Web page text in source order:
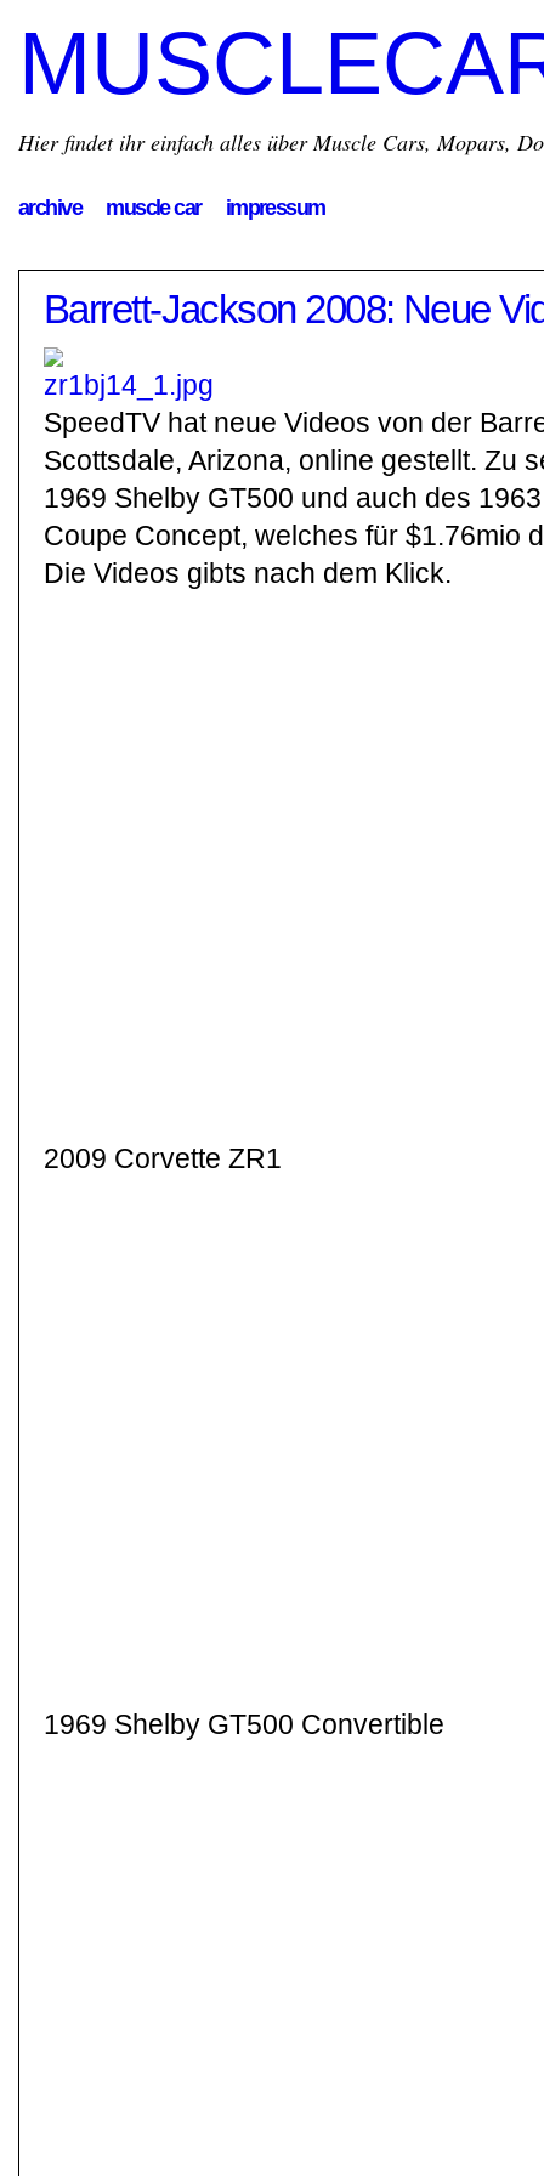
Hier findet ihr einfach alles über Muscle Cars, Mopars,
archive muscle car impressum
Barrett-Jackson 2008: Neue
SpeedTV hat neue Videos von der
Scottsdale, Arizona, online gestellt. Zu
1969 Shelby GT500 und auch des
Coupe Concept, welches für $1.76mio
Die Videos gibts nach dem Klick.
2009 Corvette ZR1
1969 Shelby GT500 Convertible